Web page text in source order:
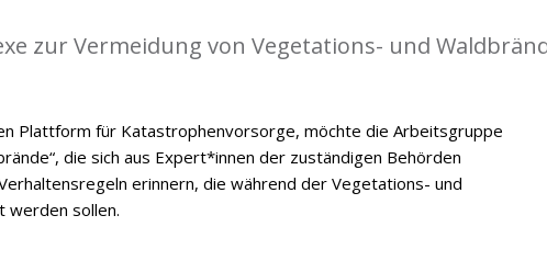
zur Vermeidung von Vegetations- und
Plattform für Katastrophenvorsorge, möchte die Arbeitsgruppe
die sich aus Expert*innen der zuständigen Behörden
erinnern, die während der Vegetations- und
werden sollen.